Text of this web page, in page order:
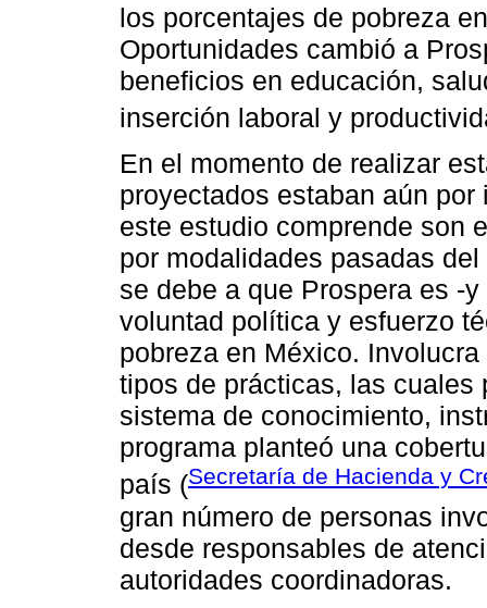
los porcentajes de pobreza
Oportunidades cambió a
beneficios en educación,
inserción laboral y
En el momento de realizar
proyectados estaban aún
este estudio comprende son
por modalidades pasadas
se debe a que Prospera es -
voluntad política y esfuerzo
pobreza en México.
tipos de prácticas, las cuales
sistema de conocimiento,
programa planteó una
país (Secretaría de Hacienda y
gran número de personas
desde responsables de
autoridades coordinadoras.